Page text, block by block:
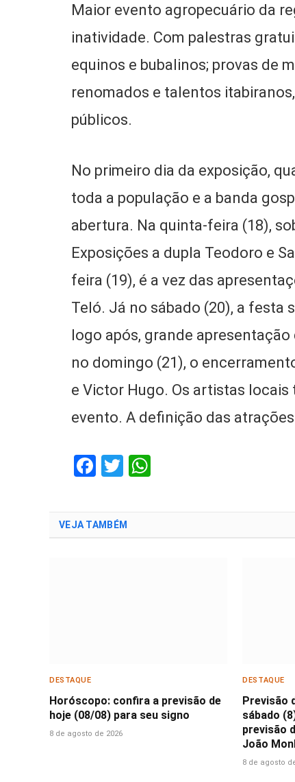
Maior evento agropecuário da
inatividade. Com palestras
equinos e bubalinos; provas de
renomados e talentos
públicos.
No primeiro dia da exposição,
toda a população e a banda
abertura. Na quinta-feira (18),
Exposições a dupla Teodoro e
feira (19), é a vez das
Teló. Já no sábado (20), a festa
logo após, grande apresentação
no domingo (21), o
e Victor Hugo. Os artistas
evento. A definição das
Facebook
Twitter
VEJA TAMBÉM
DESTAQUE
Horóscopo: confira a previsão de
hoje (08/08) para seu signo
8 de agosto de 2026
DESTAQUE
Previsão
sábado
previsão
João
8 de agosto